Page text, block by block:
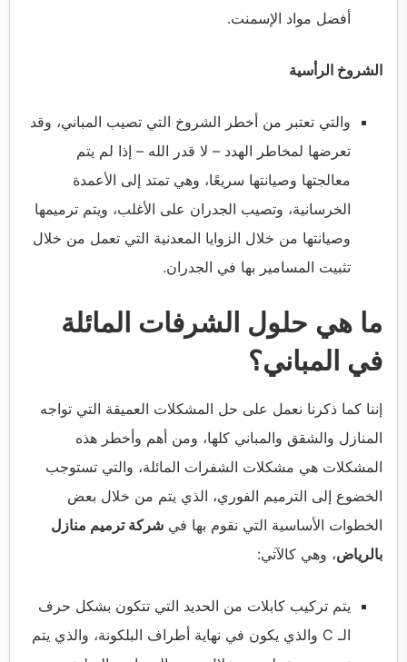
أفضل مواد الإسمنت.
الشروخ الرأسية
والتي تعتبر من أخطر الشروخ التي تصيب المباني، وقد
تعرضها لمخاطر الهدد – لا قدر الله – إذا لم يتم
معالجتها وصيانتها سريعًا، وهي تمتد إلى الأعمدة
الخرسانية، وتصيب الجدران على الأغلب، ويتم ترميمها
وصيانتها من خلال الزوايا المعدنية التي تعمل من خلال
تثبيت المسامير بها في الجدران.
ما هي حلول الشرفات المائلة
في المباني؟
إننا كما ذكرنا نعمل على حل المشكلات العميقة التي تواجه
المنازل والشقق والمباني كلها، ومن أهم وأخطر هذه
المشكلات هي مشكلات الشفرات المائلة، والتي تستوجب
الخضوع إلى الترميم الفوري، الذي يتم من خلال بعض
الخطوات الأساسية التي نقوم بها في شركة ترميم منازل
بالرياض، وهي كالآتي:
يتم تركيب كابلات من الحديد التي تتكون بشكل حرف
الـ C والذي يكون في نهاية أطراف البلكونة، والذي يتم